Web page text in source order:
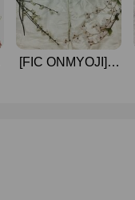
[FIC ONMYOJI] F